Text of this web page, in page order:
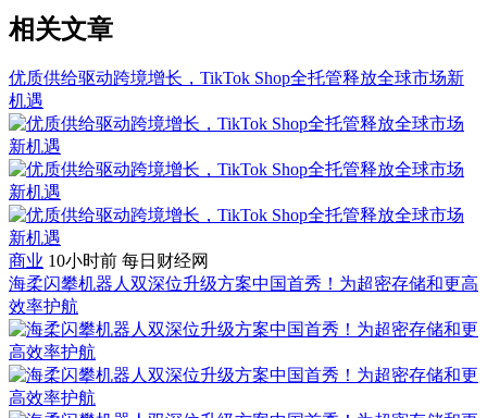
相关文章
优质供给驱动跨境增长，TikTok Shop全托管释放全球市场新
机遇
商业 10小时前 每日财经网
海柔闪攀机器人双深位升级方案中国首秀！为超密存储和更高
效率护航